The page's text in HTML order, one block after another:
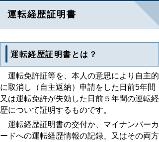
運転経歴証明書
運転経歴証明書とは？
運転免許証等を、本人の意思により自主的
に取消し（自主返納）申請をした日前5年間
又は運転免許が失効した日前５年間の運転経
歴について証明するものです。
運転経歴証明書の交付か、マイナンバーカ
ードへの運転経歴情報の記録、又はその両方